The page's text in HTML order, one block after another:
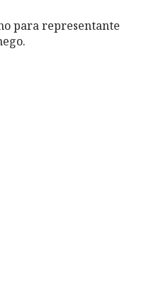
para representante